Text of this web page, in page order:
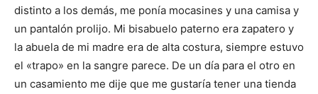
distinto a los demás, me ponía mocasines y una camisa y
un pantalón prolijo. Mi bisabuelo paterno era zapatero y
la abuela de mi madre era de alta costura, siempre estuvo
el «trapo» en la sangre parece. De un día para el otro en
un casamiento me dije que me gustaría tener una tienda